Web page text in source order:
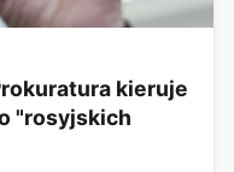
kieruje
"rosyjskich